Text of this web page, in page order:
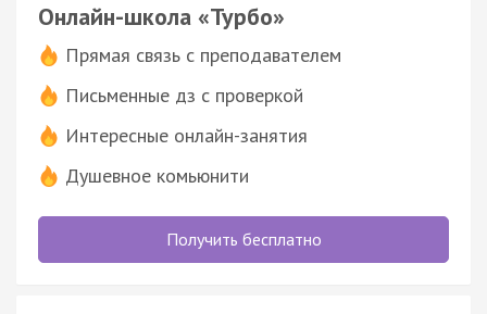
Онлайн-школа «Турбо»
Прямая связь с преподавателем
Письменные дз с проверкой
Интересные онлайн-занятия
Душевное комьюнити
Получить бесплатно